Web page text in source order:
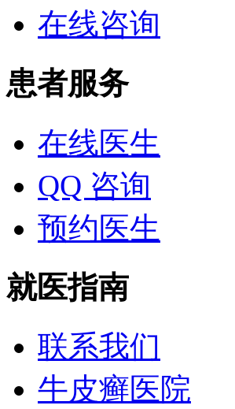
在线咨询
患者服务
在线医生
QQ 咨询
预约医生
就医指南
联系我们
牛皮癣医院